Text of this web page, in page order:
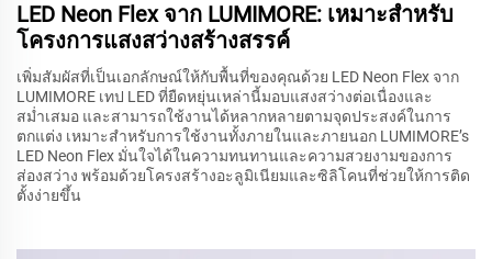
LED Neon Flex จาก LUMIMORE: เหมาะสำหรับ
โครงการแสงสว่างสร้างสรรค์
เพิ่มสัมผัสที่เป็นเอกลักษณ์ให้กับพื้นที่ของคุณด้วย LED Neon Flex จาก
LUMIMORE เทป LED ที่ยืดหยุ่นเหล่านี้มอบแสงสว่างต่อเนื่องและ
สม่ำเสมอ และสามารถใช้งานได้หลากหลายตามจุดประสงค์ในการ
ตกแต่ง เหมาะสำหรับการใช้งานทั้งภายในและภายนอก LUMIMORE’s
LED Neon Flex มั่นใจได้ในความทนทานและความสวยงามของการ
ส่องสว่าง พร้อมด้วยโครงสร้างอะลูมิเนียมและซิลิโคนที่ช่วยให้การติด
ตั้งง่ายขึ้น